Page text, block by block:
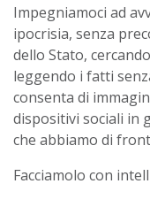
Impegniamoci ad
ipocrisia, senza
dello Stato,
leggendo i fatti
consenta di
dispositivi sociali in
che abbiamo di
Facciamolo con